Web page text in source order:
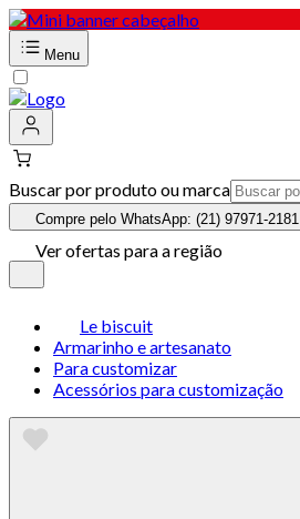
Menu
Buscar por produto ou marca
Compre pelo WhatsApp: (21) 97971-2181
Ver ofertas para a região
Le biscuit
Armarinho e artesanato
Para customizar
Acessórios para customização